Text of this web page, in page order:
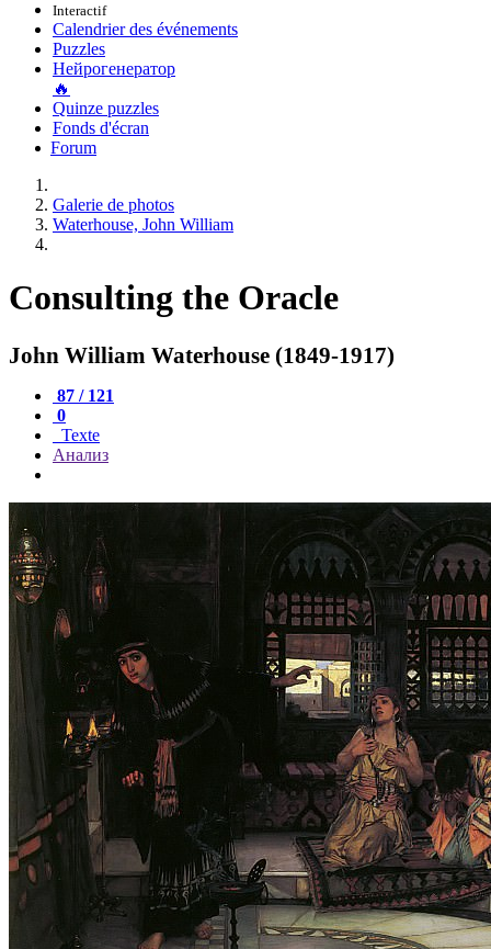
Interactif
Calendrier des événements
Puzzles
Нейрогенератор
🔥
Quinze puzzles
Fonds d'écran
Forum
Galerie de photos
Waterhouse, John William
Consulting the Oracle
John William Waterhouse (1849-1917)
87 / 121
0
Texte
Анализ